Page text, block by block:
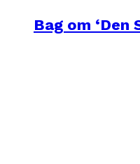
Bag om ‘Den